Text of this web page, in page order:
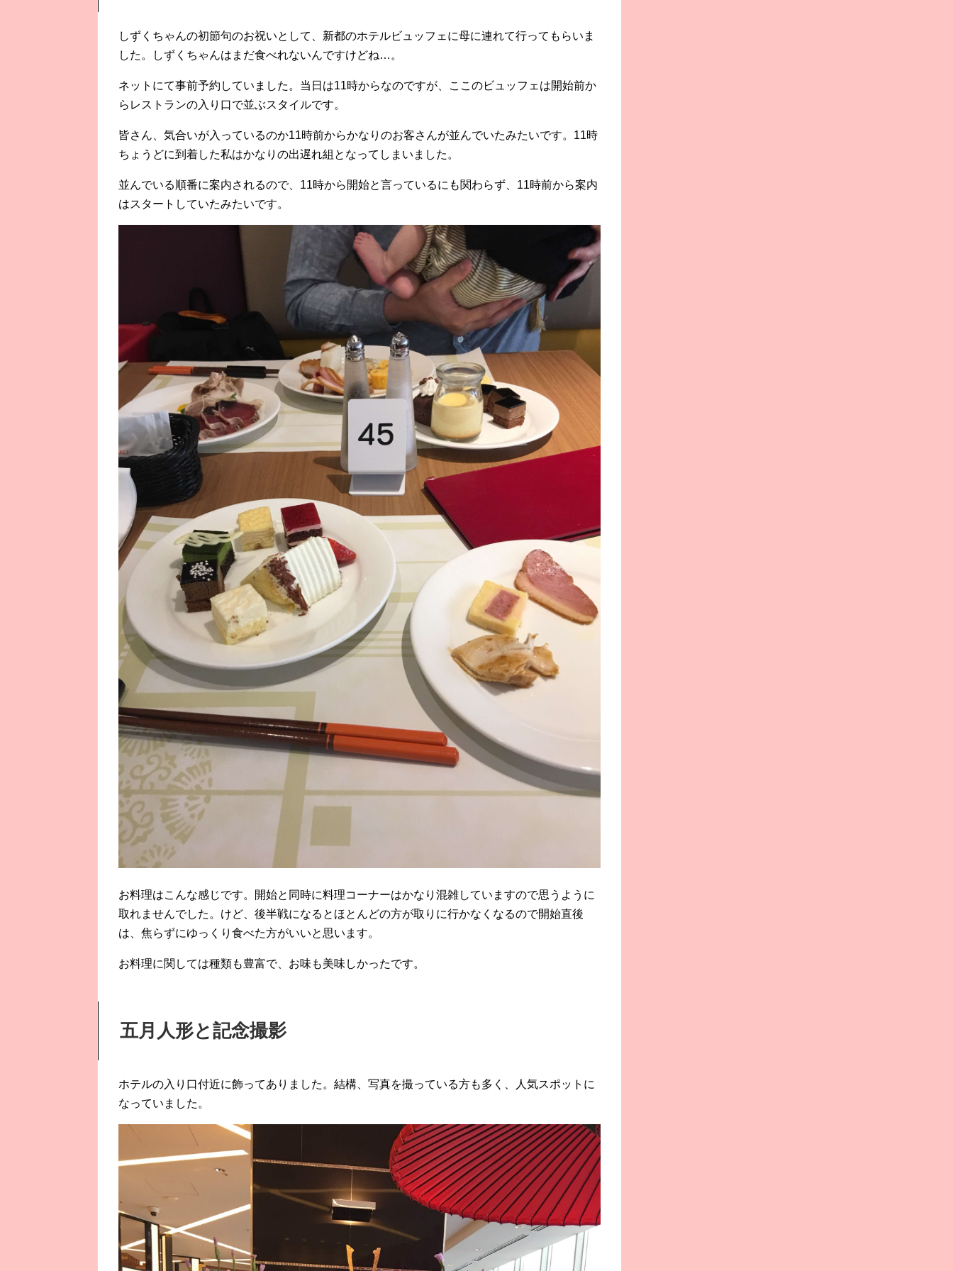
しずくちゃんの初節句のお祝いとして、新都のホテルビュッフェに母に連れて行ってもらいま
した。しずくちゃんはまだ食べれないんですけどね…。
ネットにて事前予約していました。当日は11時からなのですが、ここのビュッフェは開始前か
らレストランの入り口で並ぶスタイルです。
皆さん、気合いが入っているのか11時前からかなりのお客さんが並んでいたみたいです。11時
ちょうどに到着した私はかなりの出遅れ組となってしまいました。
並んでいる順番に案内されるので、11時から開始と言っているにも関わらず、11時前から案内
はスタートしていたみたいです。
お料理はこんな感じです。開始と同時に料理コーナーはかなり混雑していますので思うように
取れませんでした。けど、後半戦になるとほとんどの方が取りに行かなくなるので開始直後
は、焦らずにゆっくり食べた方がいいと思います。
お料理に関しては種類も豊富で、お味も美味しかったです。
五月人形と記念撮影
ホテルの入り口付近に飾ってありました。結構、写真を撮っている方も多く、人気スポットに
なっていました。